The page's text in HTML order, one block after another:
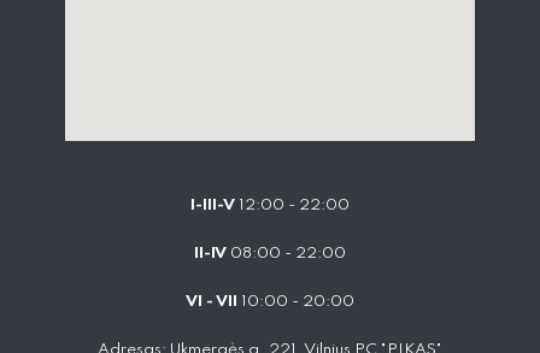
I-III-V 12:00 - 22:00
II-IV 08:00 - 22:00
VI - VII 10:00 - 20:00